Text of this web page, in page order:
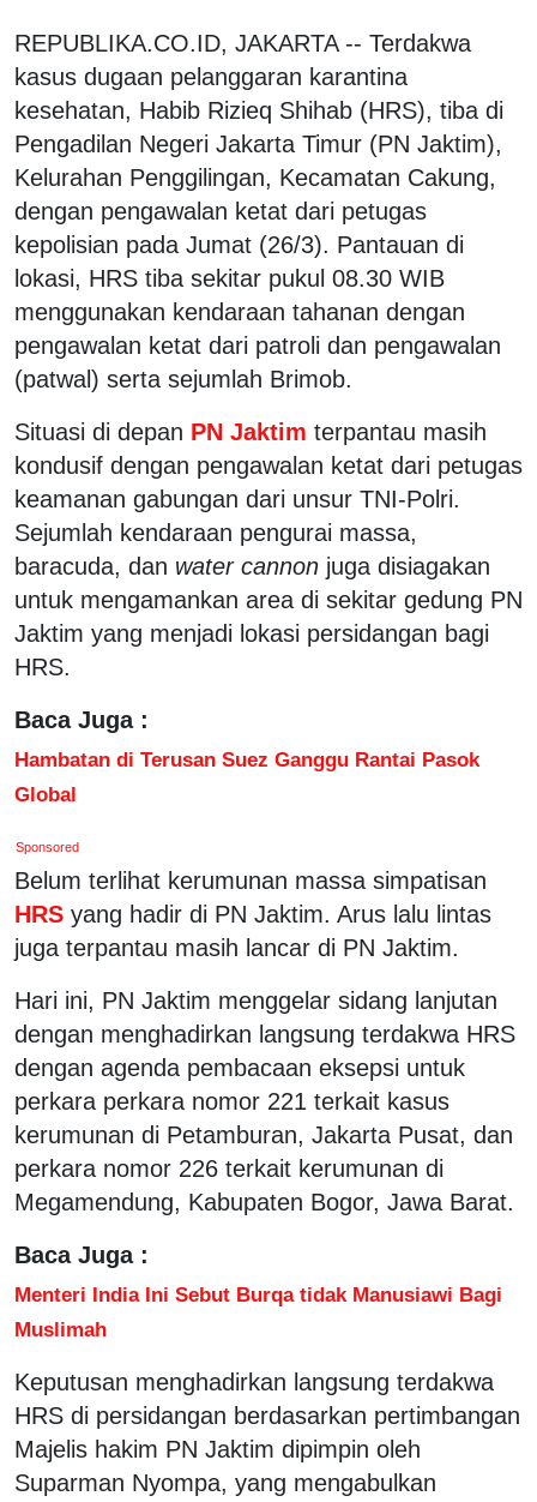
REPUBLIKA.CO.ID, JAKARTA -- Terdakwa
kasus dugaan pelanggaran karantina
kesehatan, Habib Rizieq Shihab (HRS), tiba di
Pengadilan Negeri Jakarta Timur (PN Jaktim),
Kelurahan Penggilingan, Kecamatan Cakung,
dengan pengawalan ketat dari petugas
kepolisian pada Jumat (26/3). Pantauan di
lokasi, HRS tiba sekitar pukul 08.30 WIB
menggunakan kendaraan tahanan dengan
pengawalan ketat dari patroli dan pengawalan
(patwal) serta sejumlah Brimob.
Situasi di depan PN Jaktim terpantau masih
kondusif dengan pengawalan ketat dari petugas
keamanan gabungan dari unsur TNI-Polri.
Sejumlah kendaraan pengurai massa,
baracuda, dan water cannon juga disiagakan
untuk mengamankan area di sekitar gedung PN
Jaktim yang menjadi lokasi persidangan bagi
HRS.
Baca Juga :
Hambatan di Terusan Suez Ganggu Rantai Pasok
Global
Sponsored
Belum terlihat kerumunan massa simpatisan
HRS yang hadir di PN Jaktim. Arus lalu lintas
juga terpantau masih lancar di PN Jaktim.
Hari ini, PN Jaktim menggelar sidang lanjutan
dengan menghadirkan langsung terdakwa HRS
dengan agenda pembacaan eksepsi untuk
perkara perkara nomor 221 terkait kasus
kerumunan di Petamburan, Jakarta Pusat, dan
perkara nomor 226 terkait kerumunan di
Megamendung, Kabupaten Bogor, Jawa Barat.
Baca Juga :
Menteri India Ini Sebut Burqa tidak Manusiawi Bagi
Muslimah
Keputusan menghadirkan langsung terdakwa
HRS di persidangan berdasarkan pertimbangan
Majelis hakim PN Jaktim dipimpin oleh
Suparman Nyompa, yang mengabulkan